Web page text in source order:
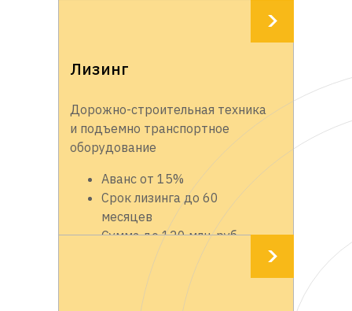
Лизинг
Дорожно-строительная техника
и подъемно транспортное
оборудование
Аванс от 15%
Срок лизинга до 60
месяцев
Сумма до 120 млн. руб.